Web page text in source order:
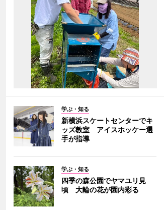
学ぶ・知る
新横浜スケートセンターでキ
ッズ教室 アイスホッケー選
手が指導
学ぶ・知る
四季の森公園でヤマユリ見
頃 大輪の花が園内彩る